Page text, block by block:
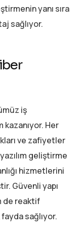
yanı sıra
sağlıyor.
iş
kazanıyor. Her
ve zafiyetler
geliştirme
hizmetlerini
Güvenli yapı
de reaktif
sağlıyor.